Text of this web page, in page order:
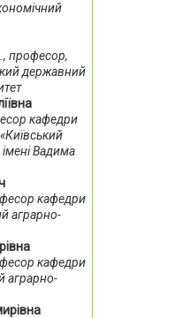
професор,
державний
кафедри
Вадима
кафедри
аграрно-
кафедри
аграрно-